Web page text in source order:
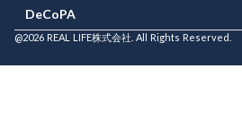
DeCoPA
@2026 REAL LIFE株式会社. All Rights Reserved.